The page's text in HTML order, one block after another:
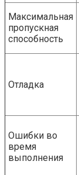
Максимальная
пропускная
способность
Отладка
Ошибки во
время
выполнения